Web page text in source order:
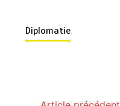
Diplomatie